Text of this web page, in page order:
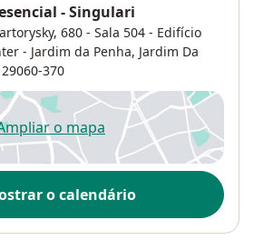
- Singulari
680 - Sala 504 - Edifício
- Jardim da Penha, Jardim Da
29060-370
o mapa
abre num novo separador
o calendário